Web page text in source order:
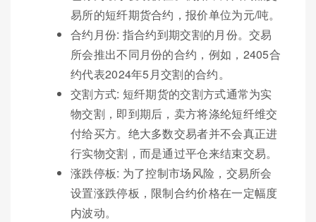
易所的短纤期货合约，报价单位为元/吨。
合约月份: 指合约到期交割的月份。交易
所会推出不同月份的合约，例如，2405合
约代表2024年5月交割的合约。
交割方式: 短纤期货的交割方式通常为实
物交割，即到期后，卖方将涤纶短纤维交
付给买方。绝大多数交易者并不会真正进
行实物交割，而是通过平仓来结束交易。
涨跌停板: 为了控制市场风险，交易所会
设置涨跌停板，限制合约价格在一定幅度
内波动。